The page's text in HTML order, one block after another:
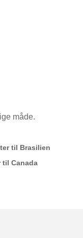
måde.
til Brasilien
til Canada